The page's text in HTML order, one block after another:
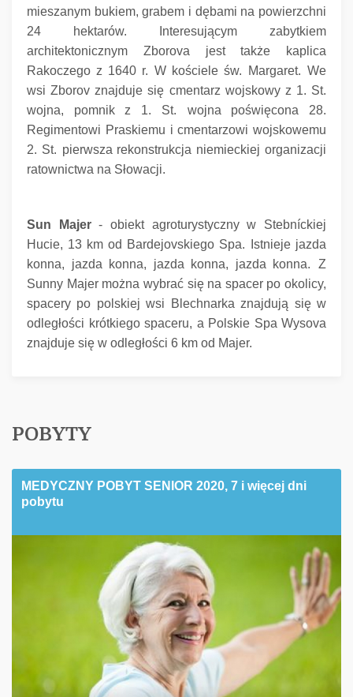
mieszanym bukiem, grabem i dębami na powierzchni
24 hektarów. Interesującym zabytkiem
architektonicznym Zborova jest także kaplica
Rakoczego z 1640 r. W kościele św.
Margaret. We
wsi Zborov znajduje się cmentarz wojskowy z 1. St.
wojna, pomnik z 1. St.
wojna poświęcona 28.
Regimentowi Praskiemu i cmentarzowi wojskowemu
2. St. pierwsza rekonstrukcja niemieckiej organizacji
ratownictwa na Słowacji.
Sun Majer- obiekt agroturystyczny w Stebníckiej
Hucie, 13 km od Bardejovskiego Spa.
Istnieje jazda
konna, jazda konna, jazda konna, jazda konna.
Z
Sunny Majer można wybrać się na spacer po okolicy,
spacery po polskiej wsi Blechnarka znajdują się w
odległości krótkiego spaceru, a Polskie Spa Wysova
znajduje się w odległości 6 km od Majer.
POBYTY
MEDYCZNY POBYT SENIOR 2020, 7 i więcej dni
pobytu